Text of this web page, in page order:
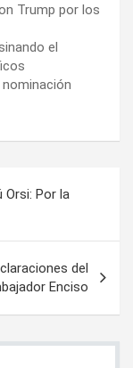
Trump por los
el
Orsi: Por la
del
Enciso